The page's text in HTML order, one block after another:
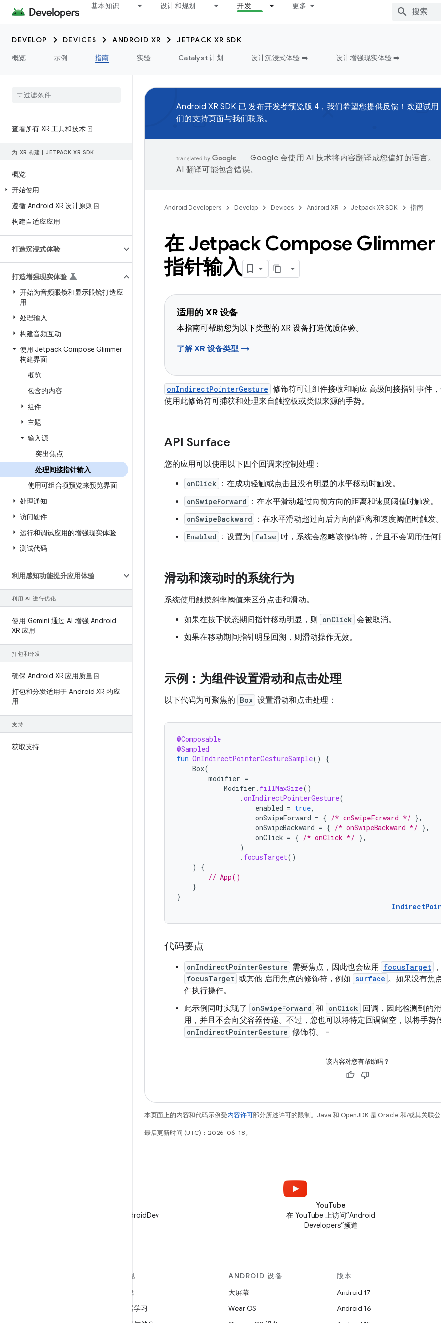
基本知识 设计和规划 开发 更多
DEVELOP DEVICES ANDROID XR
JETPACK XR SDK
概览
示例 指南 实验 Catalyst 计划 设计沉浸式体验 ➡️ 设计增强现实体验 ➡️
查看所有 XR 工具和技术 ⍐
为 XR 构建 JETPACK XR SDK
概览
开始使用
遵循 Android XR 设计原则 ⍈
构建自适应应用
打造沉浸式体验
打造增强现实体验
开始为音频眼镜和显示眼镜打造应
用
处理输入
构建音频互动
使用 Jetpack Compose Glimmer
构建界面
概览
包含的内容
组件
主题
输入源
突出焦点
处理间接指针输入
使用可组合项预览来预览界面
处理通知
访问硬件
运行和调试应用的增强现实体验
测试代码
利用感知功能提升应用体验
利用 AI 进行优化
使用 Gemini 通过 AI 增强 Android
XR 应用
打包和分发
确保 Android XR 应用质量 ⍈
打包和分发适用于 Android XR 的应
用
支持
获取支持
Android XR SDK 已 发布开发者预览版 4，我们希望您提供反馈！欢迎试
们的支持页面与我们联系。
Google 会使用 AI 技术将内容翻译成您偏好的语言。
AI 翻译可能包含错误。
Android Developers Develop Devices Android XR Jetpack XR SDK 指南
在 Jetpack Compose Glimmer
指针输入
适用的 XR 设备
本指南可帮助您为以下类型的 XR 设备打造优质体验。
了解 XR 设备类型 →
onIndirectPointerGesture 修饰符可让组件接收和响应 高级间接指针事件，
使用此修饰符可捕获和处理来自触控板或类似来源的手势。
API Surface
您的应用可以使用以下四个回调来控制处理：
onClick ：在成功轻触或点击且没有明显的水平移动时触发。
onSwipeForward ：在水平滑动超过向前方向的距离和速度阈值时触发。
onSwipeBackward ：在水平滑动超过向后方向的距离和速度阈值时触发。
Enabled ：设置为 false 时，系统会忽略该修饰符，并且不会调用任何
滑动和滚动时的系统行为
系统使用触摸斜率阈值来区分点击和滑动。
如果在按下状态期间指针移动明显，则
onClick 会被取消。
如果在移动期间指针明显回溯，则滑动操作无效。
示例：为组件设置滑动和点击处理
以下代码为可聚焦的 Box 设置滑动和点击处理：
@Composable
@Sampled
fun OnIndirectPointerGestureSample()
{
Box(
modifier =
Modifier . fillMaxSize()
.onIndirectPointerGesture(
enabled = true,
onSwipeForward = { /* onSwipeForward */ },
onSwipeBackward = { /* onSwipeBackward */ },
onClick = { /* onClick */ },
)
. focusTarget()
)
{
// App()
}
}
代码要点
onIndirectPointerGesture 需要焦点，因此也会应用 focusTarget
focusTarget 或其他 启用焦点的修饰符，例如 surface 。如果没有焦
件执行操作。
此示例同时实现了
onSwipeForward 和 onClick
回调，因此检测到的
用，并且不会向父容器传递。不过，您也可以将特定回调留空，以将手势
onIndirectPointerGesture 修饰符。 -
该内容对您有帮助吗？
本页面上的内容和代码示例受内容许可部分所述许可的限制。Java 和 OpenJDK 是 Oracle 和/或其关联公
最后更新时间 (UTC)：2026-06-18。
在 X 上关注 @AndroidDev
YouTube
在 YouTube 上访问“Android
Developers”频道
发现
游戏
机器学习
ANDROID 设备
大屏幕
Wear OS
版本
Android 17
Android 16